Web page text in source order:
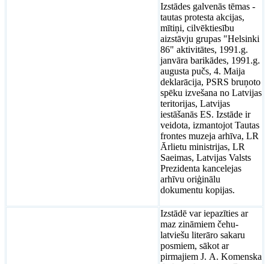
Izstādes galvenās tēmas -
tautas protesta akcijas,
mītiņi, cilvēktiesību
aizstāvju grupas "Helsinki
86" aktivitātes, 1991.g.
janvāra barikādes, 1991.g.
augusta pučs, 4. Maija
deklarācija, PSRS bruņoto
spēku izvešana no Latvijas
teritorijas, Latvijas
iestāšanās ES. Izstāde ir
veidota, izmantojot Tautas
frontes muzeja arhīva, LR
Ārlietu ministrijas, LR
Saeimas, Latvijas Valsts
Prezidenta kancelejas
arhīvu oriģinālu
dokumentu kopijas.
Izstādē var iepazīties ar
maz zināmiem čehu-
latviešu literāro sakaru
posmiem, sākot ar
pirmajiem J. A. Komenska